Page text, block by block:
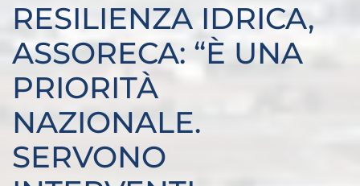
RESILIENZA IDRICA,
ASSORECA: “È UNA
PRIORITÀ
NAZIONALE.
SERVONO